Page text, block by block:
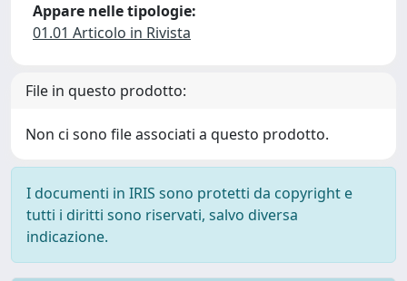
Appare nelle tipologie:
01.01 Articolo in Rivista
File in questo prodotto:
Non ci sono file associati a questo prodotto.
I documenti in IRIS sono protetti da copyright e
tutti i diritti sono riservati, salvo diversa
indicazione.